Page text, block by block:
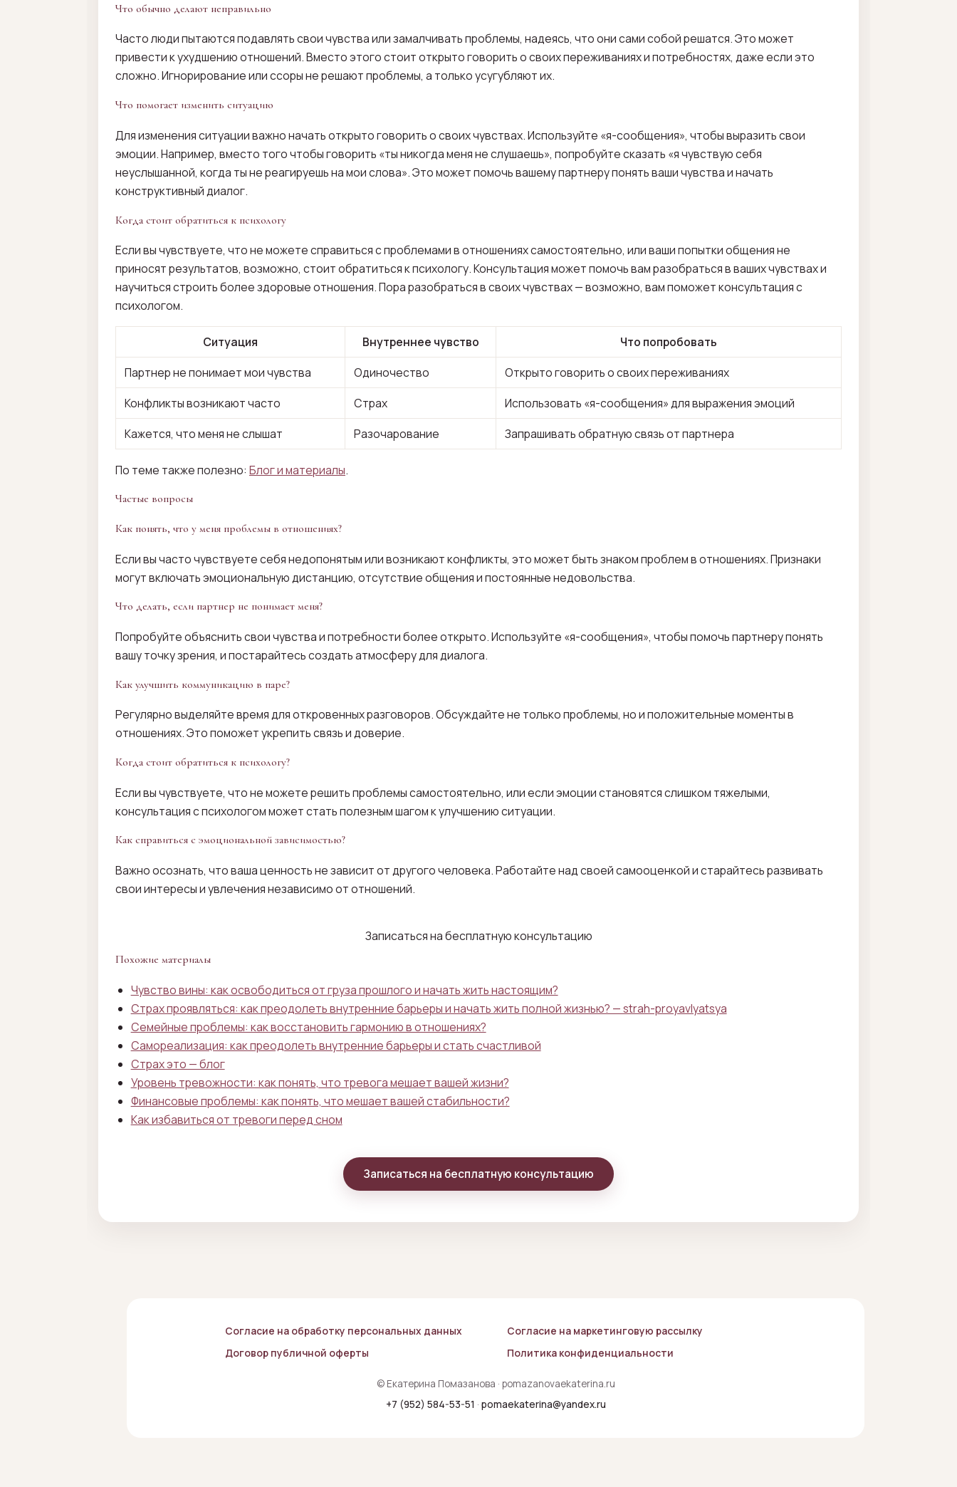
Что обычно делают неправильно
Часто люди пытаются подавлять свои чувства или замалчивать проблемы, надеясь, что они сами собой решатся. Это может
привести к ухудшению отношений. Вместо этого стоит открыто говорить о своих переживаниях и потребностях, даже если это
сложно. Игнорирование или ссоры не решают проблемы, а только усугубляют их.
Что помогает изменить ситуацию
Для изменения ситуации важно начать открыто говорить о своих чувствах. Используйте «я-сообщения», чтобы выразить свои
эмоции. Например, вместо того чтобы говорить «ты никогда меня не слушаешь», попробуйте сказать «я чувствую себя
неуслышанной, когда ты не реагируешь на мои слова». Это может помочь вашему партнеру понять ваши чувства и начать
конструктивный диалог.
Когда стоит обратиться к психологу
Если вы чувствуете, что не можете справиться с проблемами в отношениях самостоятельно, или ваши попытки общения не
приносят результатов, возможно, стоит обратиться к психологу. Консультация может помочь вам разобраться в ваших чувствах и
научиться строить более здоровые отношения. Пора разобраться в своих чувствах — возможно, вам поможет консультация с
психологом.
Ситуация Внутреннее чувство
Что попробовать
Партнер не понимает мои чувства
Одиночество
Открыто говорить о своих переживаниях
Конфликты возникают часто
Страх
Использовать «я-сообщения» для выражения эмоций
Кажется, что меня не слышат
Разочарование Запрашивать обратную связь от партнера
По теме также полезно: Блог и материалы.
Частые вопросы
Как понять, что у меня проблемы в отношениях?
Если вы часто чувствуете себя недопонятым или возникают конфликты, это может быть знаком проблем в отношениях. Признаки
могут включать эмоциональную дистанцию, отсутствие общения и постоянные недовольства.
Что делать, если партнер не понимает меня?
Попробуйте объяснить свои чувства и потребности более открыто. Используйте «я-сообщения», чтобы помочь партнеру понять
вашу точку зрения, и постарайтесь создать атмосферу для диалога.
Как улучшить коммуникацию в паре?
Регулярно выделяйте время для откровенных разговоров. Обсуждайте не только проблемы, но и положительные моменты в
отношениях. Это поможет укрепить связь и доверие.
Когда стоит обратиться к психологу?
Если вы чувствуете, что не можете решить проблемы самостоятельно, или если эмоции становятся слишком тяжелыми,
консультация с психологом может стать полезным шагом к улучшению ситуации.
Как справиться с эмоциональной зависимостью?
Важно осознать, что ваша ценность не зависит от другого человека. Работайте над своей самооценкой и старайтесь развивать
свои интересы и увлечения независимо от отношений.
Записаться на бесплатную консультацию
Похожие материалы
Чувство вины: как освободиться от груза прошлого и начать жить настоящим?
Страх проявляться: как преодолеть внутренние барьеры и начать жить полной жизнью? — strah-proyavlyatsya
Семейные проблемы: как восстановить гармонию в отношениях?
Самореализация: как преодолеть внутренние барьеры и стать счастливой
Страх это — блог
Уровень тревожности: как понять, что тревога мешает вашей жизни?
Финансовые проблемы: как понять, что мешает вашей стабильности?
Как избавиться от тревоги перед сном
Записаться на бесплатную консультацию
Согласие на обработку персональных данных
Согласие на маркетинговую рассылку
Договор публичной оферты
Политика конфиденциальности
© Екатерина Помазанова · pomazanovaekaterina.ru
+7 (952) 584-53-51 · pomaekaterina@yandex.ru